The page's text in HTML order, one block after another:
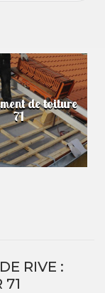
de toiture
71
RIVE :